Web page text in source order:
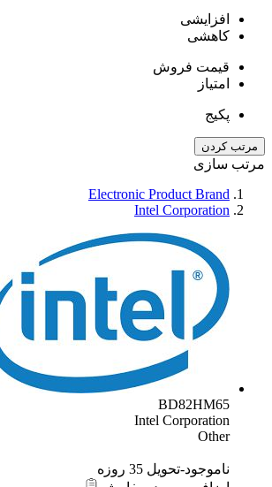
افزایشی
کاهشی
قیمت فروش
امتیاز
پکیج
مرتب کردن
مرتب سازی
Electronic Product Brand
Intel Corporation
BD82HM65
Intel Corporation
Other
ناموجود-تحویل 35 روزه